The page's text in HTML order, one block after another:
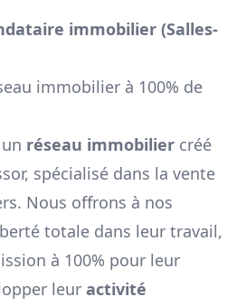
immobilier (Salles-
immobilier à 100% de
réseau immobilier créé
spécialisé dans la vente
Nous offrons à nos
totale dans leur travail,
à 100% pour leur
leur activité